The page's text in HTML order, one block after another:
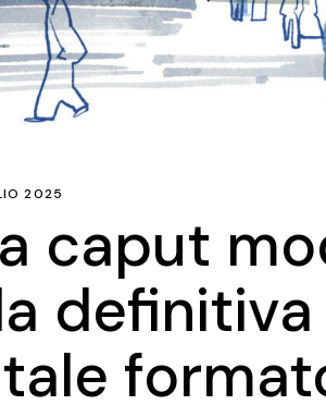
2025
caput
definitiva